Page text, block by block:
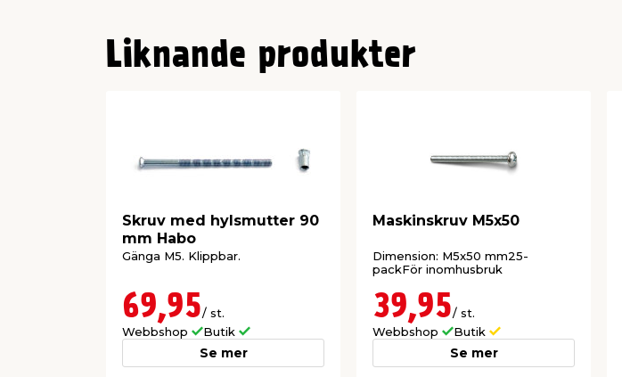
Liknande produkter
Skruv med hylsmutter 90
mm Habo
Gänga M5. Klippbar.
69,95/ st.
Webbshop
Butik
Se mer
Maskinskruv M5x50
Dimension: M5x50 mm25-
packFör inomhusbruk
39,95/ st.
Webbshop
Butik
Se mer